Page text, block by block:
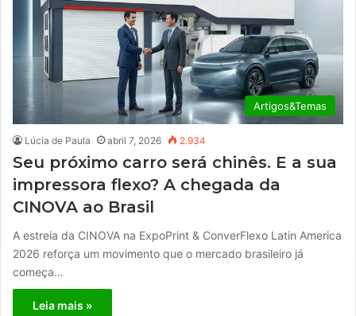
Artigos&Temas
Lúcia de Paula abril 7, 2026 2.934
Seu próximo carro será chinês. E a sua
impressora flexo? A chegada da
CINOVA ao Brasil
A estreia da CINOVA na ExpoPrint & ConverFlexo Latin America
2026 reforça um movimento que o mercado brasileiro já
começa…
Leia mais »